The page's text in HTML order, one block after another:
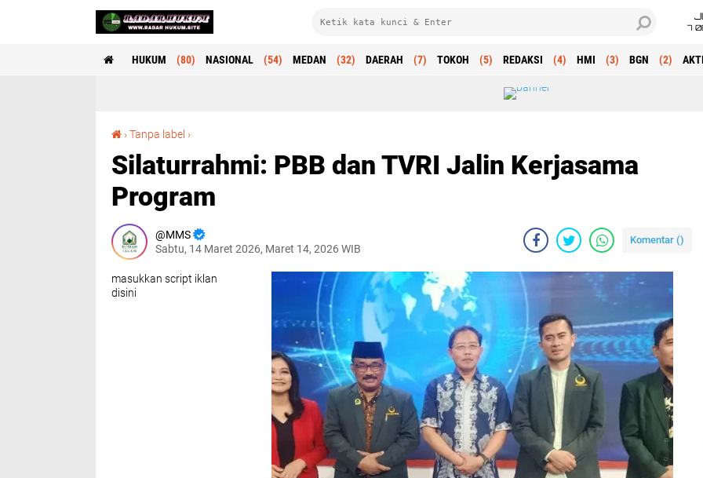
7
HUKUM (80) NASIONAL (54) MEDAN (32) DAERAH (7) TOKOH (5) REDAKSI (4) HMI (3) BGN (2)
›Tanpa label ›
Silaturrahmi: PBB dan TVRI Jalin Kerjasama
Program
MMS
Sabtu, 14 Maret 2026, Maret 14, 2026 WIB
Komentar ()
masukkan script iklan
disini